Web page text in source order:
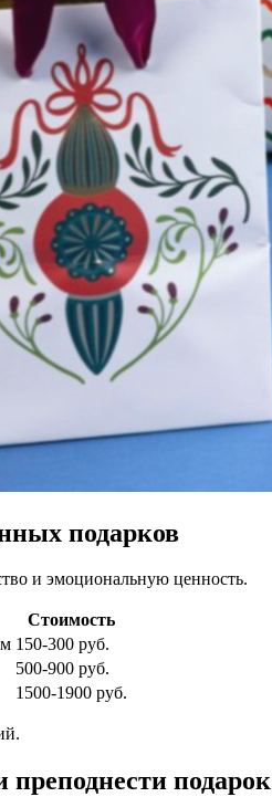
подарков
и эмоциональную ценность.
Стоимость
150-300 руб.
500-900 руб.
1500-1900 руб.
подарок